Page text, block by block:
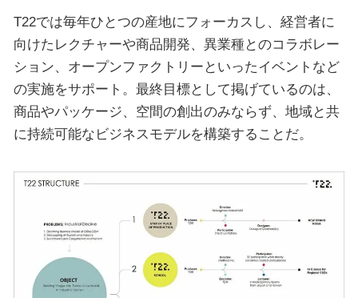
T22では毎年ひとつの産地にフォーカスし、経営者に
向けたレクチャーや商品開発、異業種とのコラボレー
ション、オープンファクトリーといったイベントなど
の実施をサポート。最終目標として掲げているのは、
商品やパッケージ、空間の創出のみならず、地域と共
に持続可能なビジネスモデルを構築することだ。